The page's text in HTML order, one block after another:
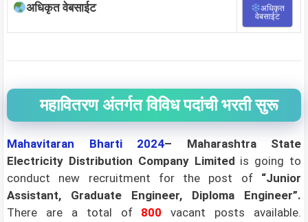
अधिकृत वेबसाईट
अधिकृत
वेबसाईट
महावितरण अंतर्गत विविध पदांची भरती सुरू
Mahavitaran Bharti 2024– Maharashtra State
Electricity Distribution Company Limited is going to
conduct new recruitment for the post of “Junior
Assistant, Graduate Engineer, Diploma Engineer”.
There are a total of 800 vacant posts available.